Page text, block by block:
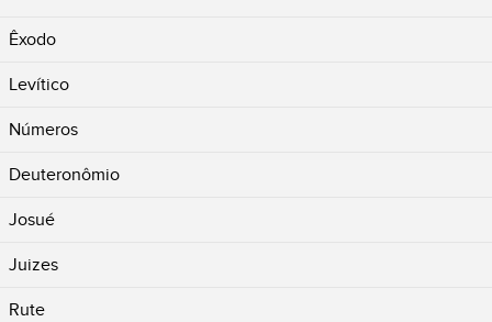
Êxodo
Levítico
Números
Deuteronômio
Josué
Juizes
Rute